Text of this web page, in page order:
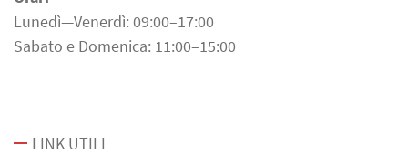
Lunedì—Venerdì: 09:00–17:00
Sabato e Domenica: 11:00–15:00
LINK UTILI